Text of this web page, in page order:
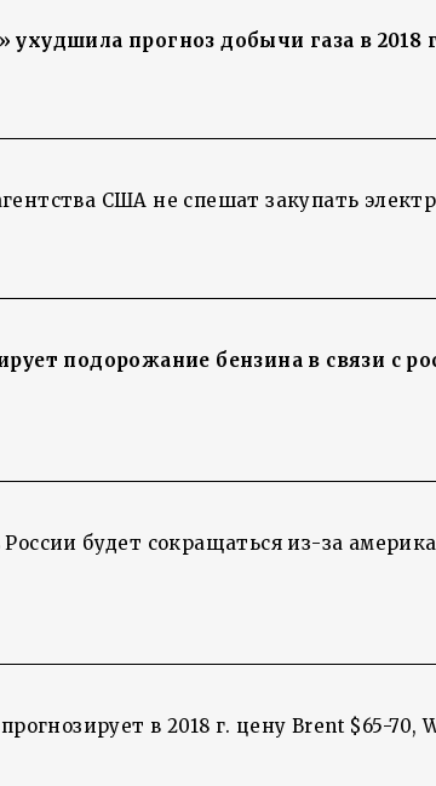
ухудшила прогноз добычи газа в 2018
США не спешат закупать
подорожание бензина в связи с
будет сокращаться из-за
в 2018 г. цену Brent $65-70,